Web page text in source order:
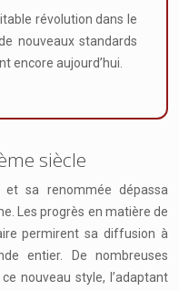
révolution dans le
nouveaux standards
encore aujourd’hui.
siècle
sa renommée dépassa
Les progrès en matière de
permirent sa diffusion à
entier. De nombreuses
nouveau style, l’adaptant